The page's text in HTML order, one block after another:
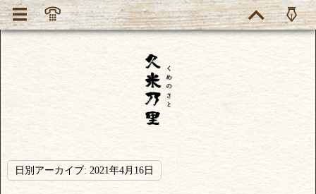
日別アーカイブ: 2021年4月16日